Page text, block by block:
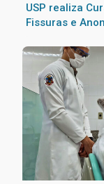
USP realiza
Fissuras e